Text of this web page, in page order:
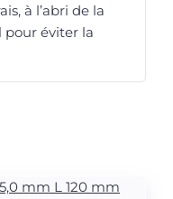
à l’abri de la
pour éviter la